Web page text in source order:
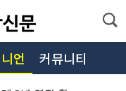
언 커뮤니티